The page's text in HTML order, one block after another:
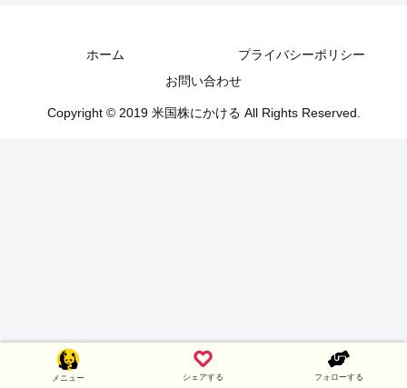
ホーム
プライバシーポリシー
お問い合わせ
Copyright © 2019 米国株にかける All Rights Reserved.
メニュー シェアする フォローする